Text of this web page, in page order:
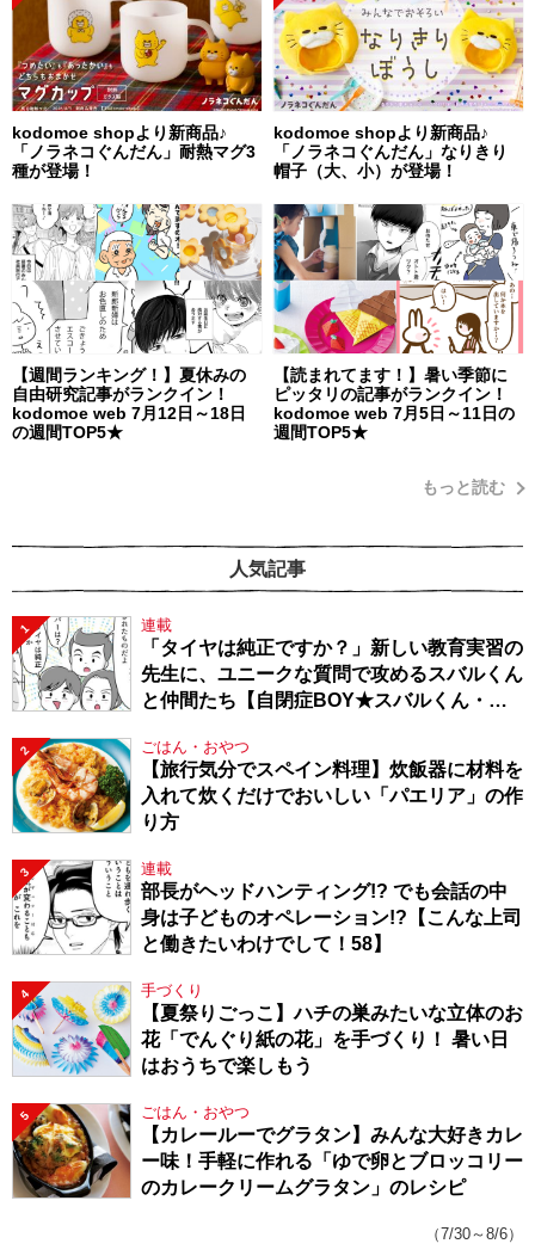
kodomoe shopより新商品♪
「ノラネコぐんだん」耐熱マグ3
種が登場！
kodomoe shopより新商品♪
「ノラネコぐんだん」なりきり
帽子（大、小）が登場！
【週間ランキング！】夏休みの
自由研究記事がランクイン！
kodomoe web 7月12日～18日
の週間TOP5★
【読まれてます！】暑い季節に
ピッタリの記事がランクイン！
kodomoe web 7月5日～11日の
週間TOP5★
もっと読む
人気記事
1 連載
「タイヤは純正ですか？」新しい教育実習の
先生に、ユニークな質問で攻めるスバルくん
と仲間たち【自閉症BOY★スバルくん・
2 ごはん・おやつ
【旅行気分でスペイン料理】炊飯器に材料を
入れて炊くだけでおいしい「パエリア」の作
り方
3 連載
部長がヘッドハンティング!? でも会話の中
身は子どものオペレーション!?【こんな上司
と働きたいわけでして！58】
4 手づくり
【夏祭りごっこ】ハチの巣みたいな立体のお
花「でんぐり紙の花」を手づくり！ 暑い日
はおうちで楽しもう
5 ごはん・おやつ
【カレールーでグラタン】みんな大好きカレ
ー味！手軽に作れる「ゆで卵とブロッコリー
のカレークリームグラタン」のレシピ
（7/30～8/6）